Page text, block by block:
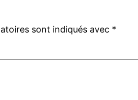
sont indiqués avec *